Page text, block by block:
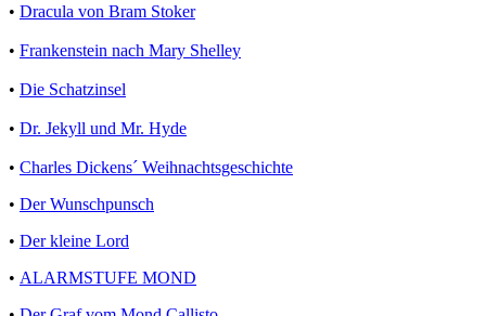
• Dracula von Bram Stoker
• Frankenstein nach Mary Shelley
• Die Schatzinsel
• Dr. Jekyll und Mr. Hyde
• Charles Dickens´ Weihnachtsgeschichte
• Der Wunschpunsch
• Der kleine Lord
• ALARMSTUFE MOND